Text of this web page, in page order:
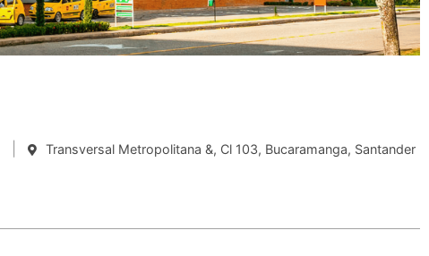
Transversal Metropolitana &, Cl 103, Bucaramanga, Santander